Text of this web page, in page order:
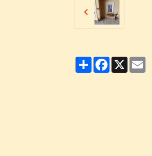
PartagerFacebook
X